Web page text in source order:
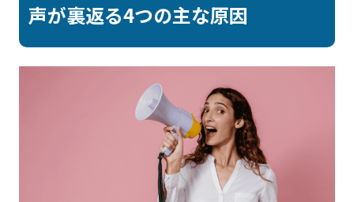
声が裏返る4つの主な原因